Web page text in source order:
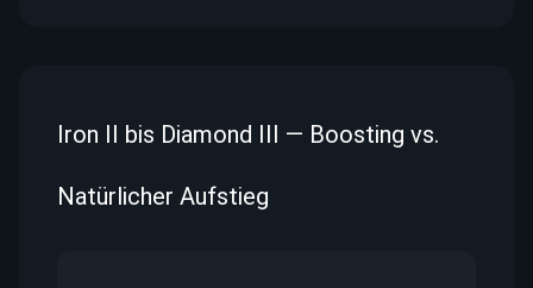
Iron II bis Diamond III — Boosting vs.
Natürlicher Aufstieg